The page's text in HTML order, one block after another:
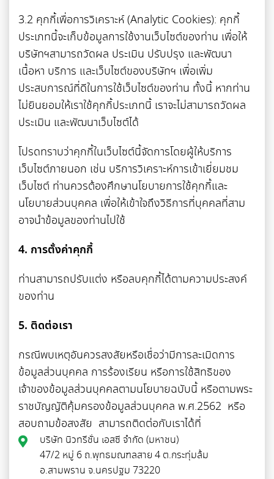
3.2 คุกกี้เพื่อการวิเคราะห์ (Analytic Cookies): คุกกี้
ประเภทนี้จะเก็บข้อมูลการใช้งานเว็บไซต์ของท่าน เพื่อให้
บริษัทฯสามารถวัดผล ประเมิน ปรับปรุง และพัฒนา
เนื้อหา บริการ และเว็บไซต์ของบริษัทฯ เพื่อเพิ่ม
ประสบการณ์ที่ดีในการใช้เว็บไซต์ของท่าน ทั้งนี้ หากท่าน
ไม่ยินยอมให้เราใช้คุกกี้ประเภทนี้ เราจะไม่สามารถวัดผล
ประเมิน และพัฒนาเว็บไซต์ได้
โปรดทราบว่าคุกกี้ในเว็บไซต์นี้จัดการโดยผู้ให้บริการ
เว็บไซต์ภายนอก เช่น บริการวิเคราะห์การเข้าเยี่ยมชม
เว็บไซต์ ท่านควรต้องศึกษานโยบายการใช้คุกกี้และ
นโยบายส่วนบุคคล เพื่อให้เข้าใจถึงวิธีการที่บุคคลที่สาม
อาจนำข้อมูลของท่านไปใช้
4. การตั้งค่าคุกกี้
ท่านสามารถปรับแต่ง หรือลบคุกกี้ได้ตามความประสงค์
ของท่าน
5. ติดต่อเรา
กรณีพบเหตุอันควรสงสัยหรือเชื่อว่ามีการละเมิดการ
ข้อมูลส่วนบุคคล การร้องเรียน หรือการใช้สิทธิของ
เจ้าของข้อมูลส่วนบุคคลตามนโยบายฉบับนี้ หรือตามพระ
ราชบัญญัติคุ้มครองข้อมูลส่วนบุคคล พ.ศ.2562 หรือ
สอบถามข้อสงสัย สามารถติดต่อกับเราได้ที่
บริษัท นิวทรีชั่น เอสซี จำกัด (มหาชน)
47/2 หมู่ 6 ถ.พุทธมณฑลสาย 4 ต.กระทุ่มล้ม
อ.สามพราน จ.นครปฐม 73220